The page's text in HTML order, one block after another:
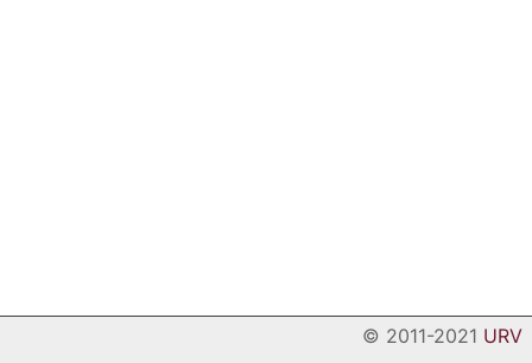
© 2011-2021 URV